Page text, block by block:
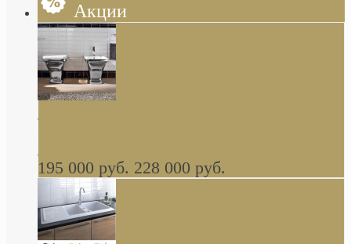
Акции
Butterfly Scarabeo КОМПЛЕКТ санфаянса
глянцевая платина В НАЛИЧИИ
195 000 руб. 228 000 руб.